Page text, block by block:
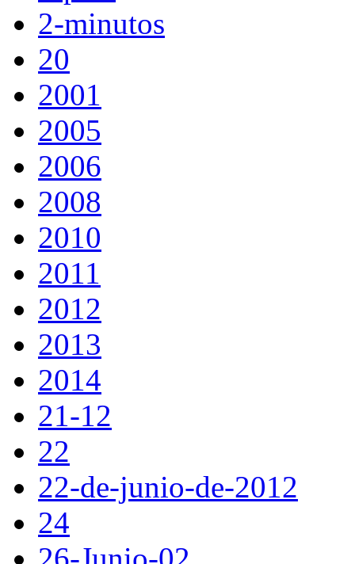
2-minutos
20
2001
2005
2006
2008
2010
2011
2012
2013
2014
21-12
22
22-de-junio-de-2012
24